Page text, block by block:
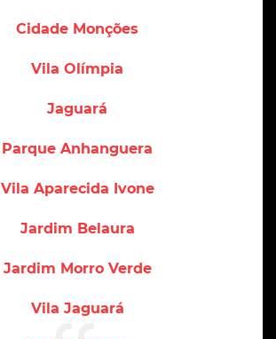
Cidade Monções
Vila Olímpia
Jaguará
Parque Anhanguera
Vila Aparecida Ivone
Jardim Belaura
Jardim Morro Verde
Vila Jaguará